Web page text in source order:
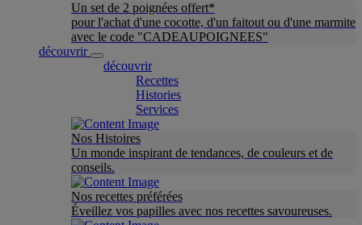
Un set de 2 poignées offert*
pour l'achat d'une cocotte, d'un faitout ou d'une marmite
avec le code "CADEAUPOIGNEES"
découvrir
découvrir
Recettes
Histories
Services
Nos Histoires
Un monde inspirant de tendances, de couleurs et de
conseils.
Nos recettes préférées
Éveillez vos papilles avec nos recettes savoureuses.